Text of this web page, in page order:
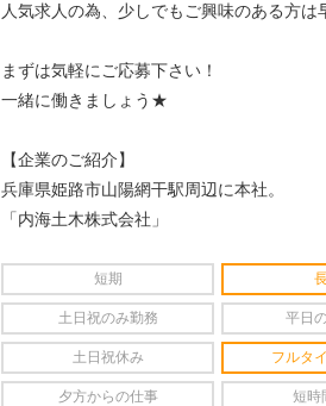
人気求人の為、少しでもご興味のある方は
まずは気軽にご応募下さい！
一緒に働きましょう★
【企業のご紹介】
兵庫県姫路市山陽網干駅周辺に本社。
「内海土木株式会社」
短期
土日祝のみ勤務 平日
土日祝休み フルタ
夕方からの仕事 短時